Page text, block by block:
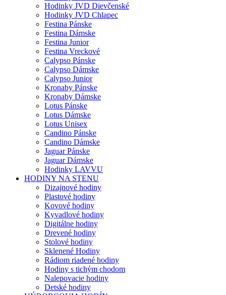
Hodinky JVD Dievčenské
Hodinky JVD Chlapec
Festina Pánske
Festina Dámske
Festina Junior
Festina Vreckové
Calypso Pánske
Calypso Dámske
Calypso Junior
Kronaby Pánske
Kronaby Dámske
Lotus Pánske
Lotus Dámske
Lotus Unisex
Candino Pánske
Candino Dámske
Jaguar Pánske
Jaguar Dámske
Hodinky LAVVU
HODINY NA STENU
Dizajnové hodiny
Plastové hodiny
Kovové hodiny
Kyvadlové hodiny
Digitálne hodiny
Drevené hodiny
Stolové hodiny
Sklenené Hodiny
Rádiom riadené hodiny
Hodiny s tichým chodom
Nalepovacie hodiny
Detské hodiny